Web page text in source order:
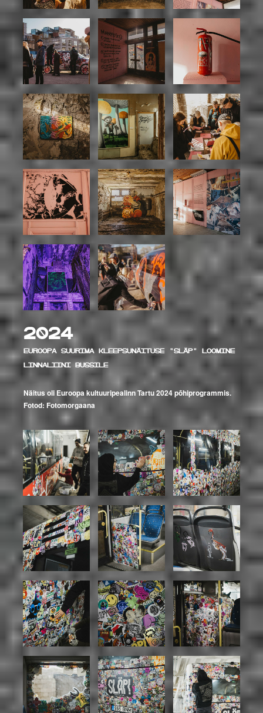
2024
Euroopa suurima kleepsunäituse "SLÄP" loomine
linnaliini bussile
Näitus oli Euroopa kultuuripealinn Tartu 2024 põhiprogrammis.
Fotod: Fotomorgaana